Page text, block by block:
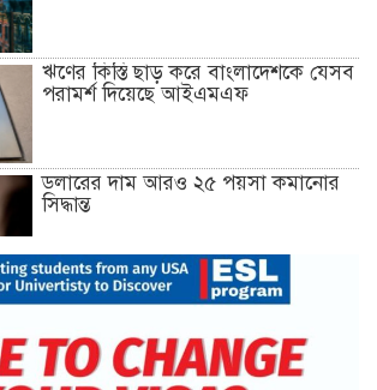
ঋণের কিস্তি ছাড় করে বাংলাদেশকে যেসব
পরামর্শ দিয়েছে আইএমএফ
ডলারের দাম আরও ২৫ পয়সা কমানোর
সিদ্ধান্ত
১৮ ডিসেম্বর থেকে আন্দোলনে নতুন মাত্রা